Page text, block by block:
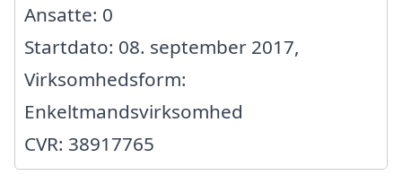
Ansatte: 0
Startdato: 08. september 2017,
Virksomhedsform:
Enkeltmandsvirksomhed
CVR: 38917765